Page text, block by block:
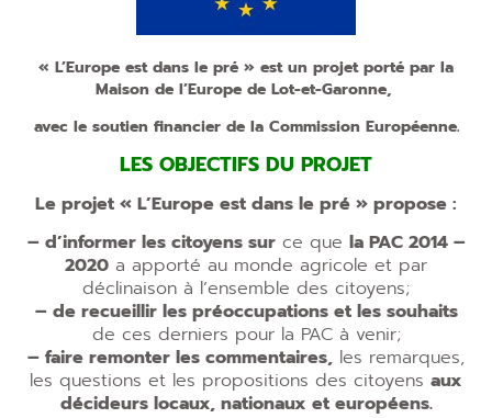
« L’Europe est dans le pré » est un projet porté par la
Maison de l’Europe de Lot-et-Garonne,
avec le soutien financier de la Commission Européenne.
LES OBJECTIFS DU PROJET
Le projet « L’Europe est dans le pré » propose :
– d’informer les citoyens surce que la PAC 2014 –
2020 a apporté au monde agricole et par
déclinaison à l’ensemble des citoyens;
– de recueillir les préoccupations et les souhaits
de ces derniers pour la PAC à venir;
– faire remonter les commentaires, les remarques,
les questions et les propositions des citoyens aux
décideurs locaux, nationaux et européens.